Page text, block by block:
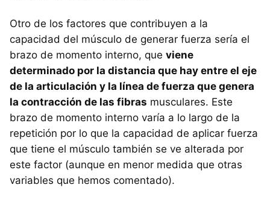
Otro de los factores que contribuyen a la
capacidad del músculo de generar fuerza sería el
brazo de momento interno, que viene
determinado por la distancia que hay entre el eje
de la articulación y la línea de fuerza que genera
la contracción de las fibras musculares. Este
brazo de momento interno varía a lo largo de la
repetición por lo que la capacidad de aplicar fuerza
que tiene el músculo también se ve alterada por
este factor (aunque en menor medida que otras
variables que hemos comentado).